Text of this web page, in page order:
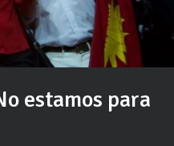
estamos para